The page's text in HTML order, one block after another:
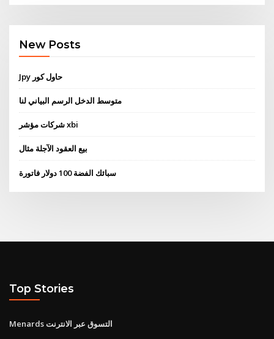
New Posts
Jpy حاول كور
متوسط ​​الدخل الرسم البياني لنا
شركات مؤشر xbi
بيع العقود الآجلة مثال
سبائك الفضة 100 دولار فاتورة
Top Stories
Menards التسوق عبر الانترنت